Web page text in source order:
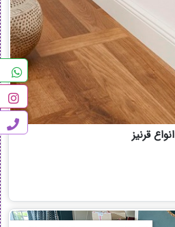
انواع قرنیز